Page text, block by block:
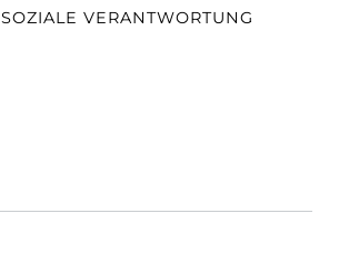
SOZIALE VERANTWORTUNG